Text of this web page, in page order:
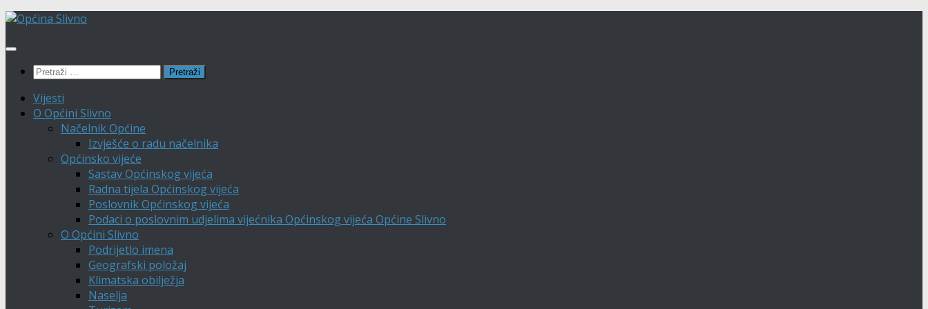
content
Skip
content
Pretraži:
Vijesti
O Općini Slivno
Načelnik Općine
Izvješće o radu načelnika
Općinsko vijeće
Sastav Općinskog vijeća
Radna tijela Općinskog vijeća
Poslovnik Općinskog vijeća
Podaci o poslovnim udjelima vijećnika Općinskog vijeća Općine Slivno
O Općini Slivno
Podrijetlo imena
Geografski položaj
Klimatska obilježja
Naselja